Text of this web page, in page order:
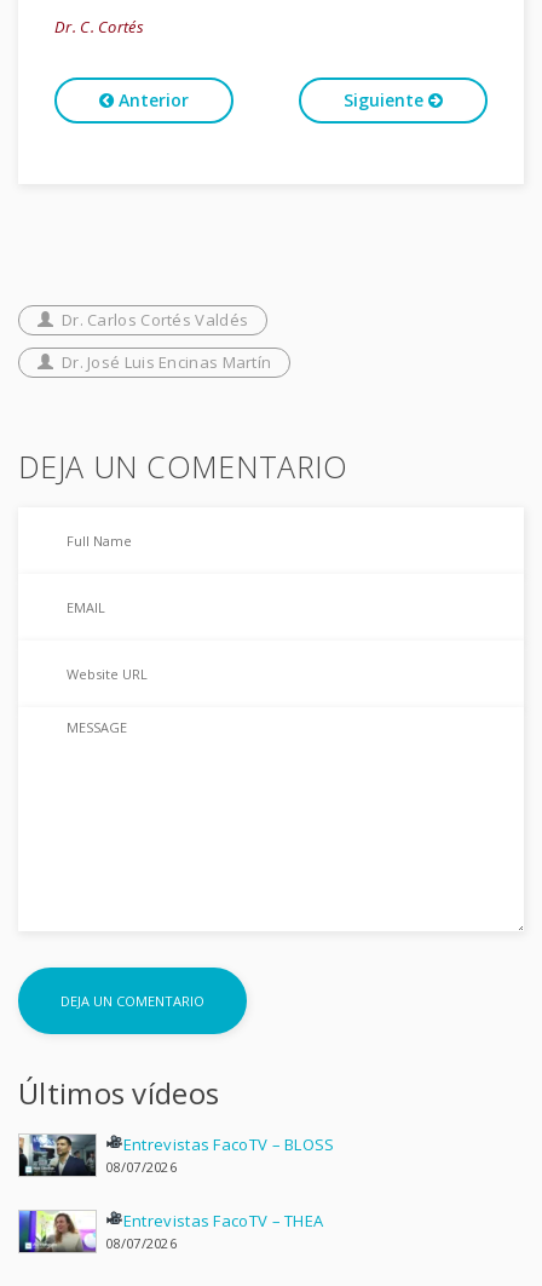
Dr. C. Cortés
Anterior Siguiente
Dr. Carlos Cortés Valdés
Dr. José Luis Encinas Martín
DEJA UN COMENTARIO
Últimos vídeos
Entrevistas FacoTV – BLOSS
08/07/2026
Entrevistas FacoTV – THEA
08/07/2026